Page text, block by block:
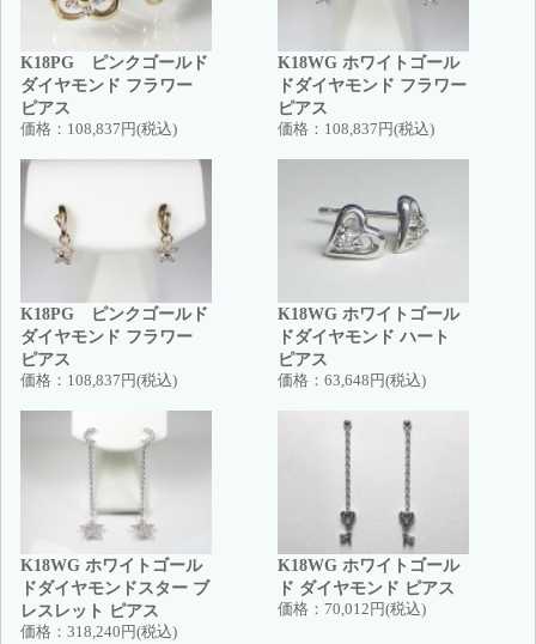
K18PG ピンクゴールド
ダイヤモンド フラワー
ピアス
価格： 108,837円(税込)
K18WG ホワイトゴール
ドダイヤモンド フラワー
ピアス
価格： 108,837円(税込)
K18PG ピンクゴールド
ダイヤモンド フラワー
ピアス
価格： 108,837円(税込)
K18WG ホワイトゴール
ドダイヤモンド ハート
ピアス
価格： 63,648円(税込)
K18WG ホワイトゴール
ドダイヤモンドスター ブ
レスレット ピアス
価格： 318,240円(税込)
K18WG ホワイトゴール
ド ダイヤモンド ピアス
価格： 70,012円(税込)